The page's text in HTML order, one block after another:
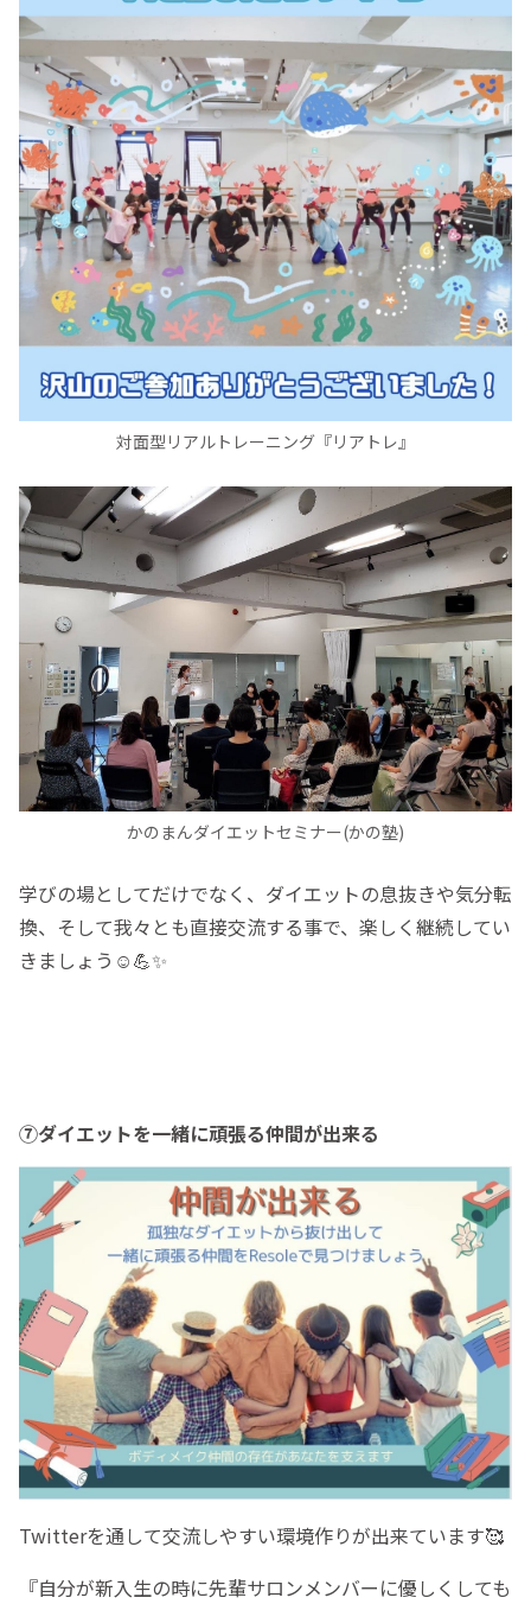
対面型リアルトレーニング『リアトレ』
かのまんダイエットセミナー(かの塾)
学びの場としてだけでなく、ダイエットの息抜きや気分転
換、そして我々とも直接交流する事で、楽しく継続してい
きましょう☺️💪✨
⑦ダイエットを一緒に頑張る仲間が出来る
Twitterを通して交流しやすい環境作りが出来ています🥰
『自分が新入生の時に先輩サロンメンバーに優しくしても